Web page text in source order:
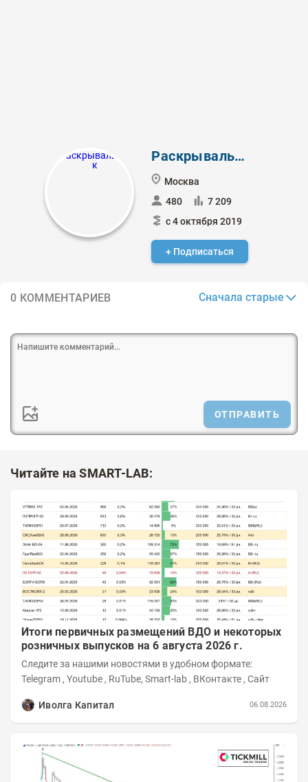
Раскрывальщик
Москва
480
7 209
с 4 октября 2019
+ Подписаться
0 КОММЕНТАРИЕВ Сначала старые
ОТПРАВИТЬ
Читайте на SMART-LAB:
Итоги первичных размещений ВДО и некоторых
розничных выпусков на 6 августа 2026 г.
Следите за нашими новостями в удобном формате:
Telegram , Youtube , RuTube, Smart-lab , ВКонтакте , Сайт
Иволга Капитал 06.08.2026